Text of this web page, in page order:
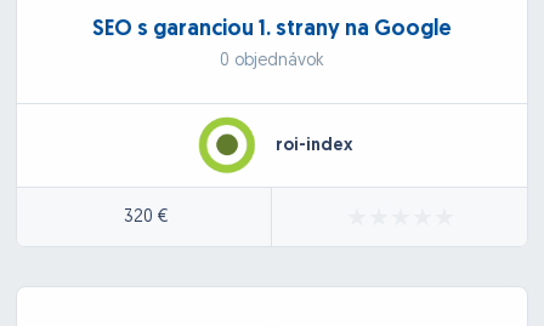
SEO s garanciou 1. strany na Google
0 objednávok
roi-index
320 €